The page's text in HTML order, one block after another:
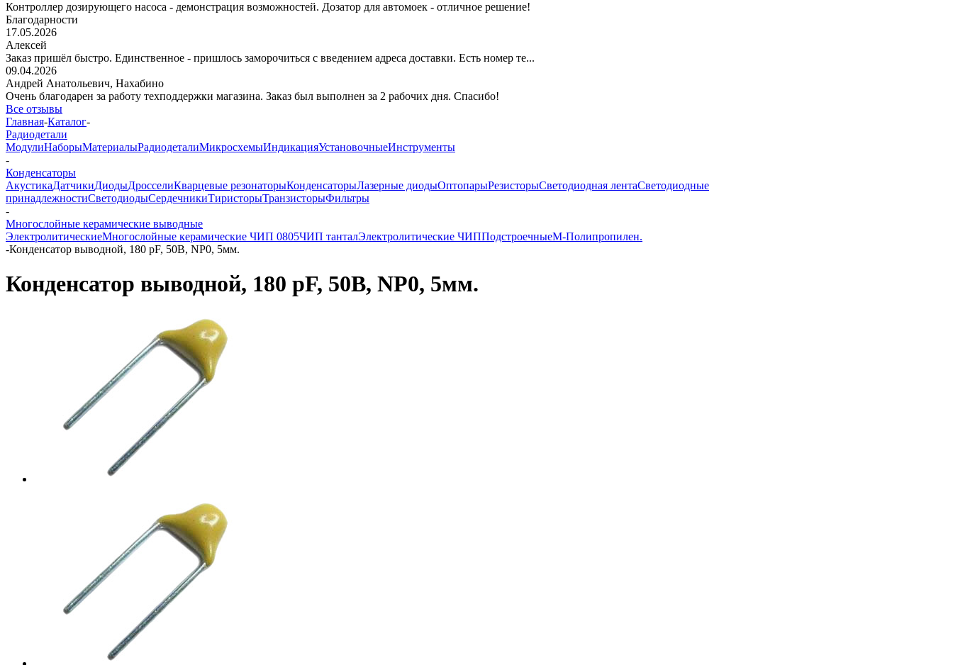
Контроллер дозирующего насоса - демонстрация возможностей. Дозатор для автомоек - отличное решение!
Благодарности
17.05.2026
Алексей
Заказ пришёл быстро. Единственное - пришлось заморочиться с введением адреса доставки. Есть номер те...
09.04.2026
Андрей Анатольевич, Нахабино
Очень благодарен за работу техподдержки магазина. Заказ был выполнен за 2 рабочих дня. Спасибо!
Все отзывы
Главная-Каталог-
Радиодетали
МодулиНаборыМатериалыРадиодеталиМикросхемыИндикацияУстановочныеИнструменты
-
Конденсаторы
АкустикаДатчикиДиодыДросселиКварцевые резонаторыКонденсаторыЛазерные диодыОптопарыРезисторыСветодиодная лентаСветодиодные
принадлежностиСветодиодыСердечникиТиристорыТранзисторыФильтры
-
Многослойные керамические выводные
ЭлектролитическиеМногослойные керамические ЧИП 0805ЧИП танталЭлектролитические ЧИППодстроечныеМ-Полипропилен.
-Конденсатор выводной, 180 pF, 50В, NP0, 5мм.
Конденсатор выводной, 180 pF, 50В, NP0, 5мм.